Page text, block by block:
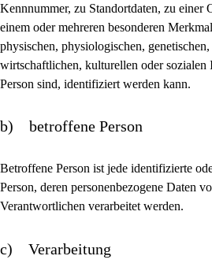
Kennnummer, zu Standortdaten, zu einer
einem oder mehreren besonderen
physischen, physiologischen,
wirtschaftlichen, kulturellen oder sozialen
Person sind, identifiziert werden kann.
b) betroffene Person
Betroffene Person ist jede identifizierte
Person, deren personenbezogene Daten
Verantwortlichen verarbeitet werden.
c) Verarbeitung